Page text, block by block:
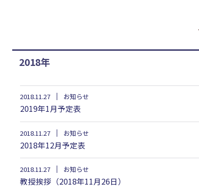
2018年
2018.11.27 お知らせ
2019年1月予定表
2018.11.27 お知らせ
2018年12月予定表
2018.11.27 お知らせ
教授挨拶（2018年11月26日）